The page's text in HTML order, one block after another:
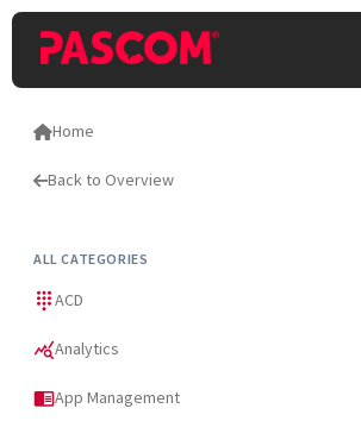
Home
Back to Overview
ALL CATEGORIES
dialpadACD
query_statsAnalytics
chrome_reader_modeApp Management